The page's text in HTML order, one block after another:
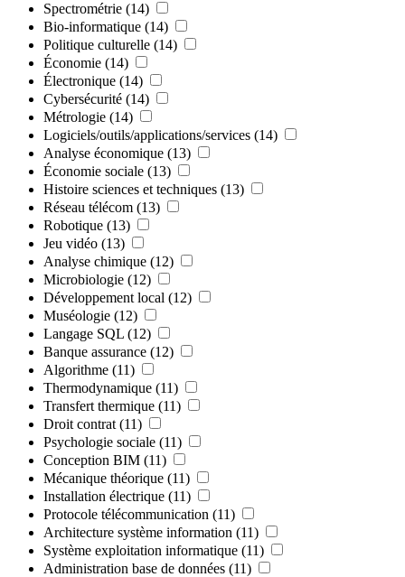
Spectrométrie (14)
Bio-informatique (14)
Politique culturelle (14)
Économie (14)
Électronique (14)
Cybersécurité (14)
Métrologie (14)
Logiciels/outils/applications/services (14)
Analyse économique (13)
Économie sociale (13)
Histoire sciences et techniques (13)
Réseau télécom (13)
Robotique (13)
Jeu vidéo (13)
Analyse chimique (12)
Microbiologie (12)
Développement local (12)
Muséologie (12)
Langage SQL (12)
Banque assurance (12)
Algorithme (11)
Thermodynamique (11)
Transfert thermique (11)
Droit contrat (11)
Psychologie sociale (11)
Conception BIM (11)
Mécanique théorique (11)
Installation électrique (11)
Protocole télécommunication (11)
Architecture système information (11)
Système exploitation informatique (11)
Administration base de données (11)